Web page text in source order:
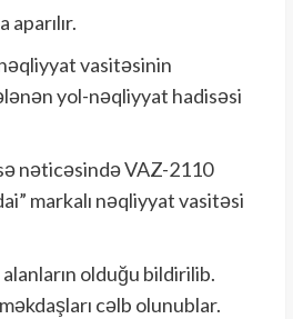
aparılır.
vasitəsinin
yol-nəqliyyat hadisəsi
nəticəsində VAZ-2110
markalı nəqliyyat vasitəsi
olduğu bildirilib.
cəlb olunublar.